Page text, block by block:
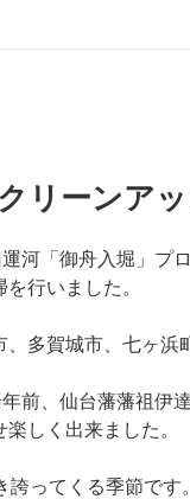
リーンア
河「御舟入堀」プ
行いました。
多賀城市、七ヶ浜
前、仙台藩藩祖伊
しく出来ました。
誇ってくる季節です。